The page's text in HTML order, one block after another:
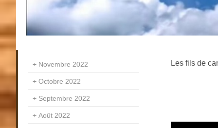
Les fils de
Novembre 2022
Octobre 2022
Septembre 2022
Août 2022